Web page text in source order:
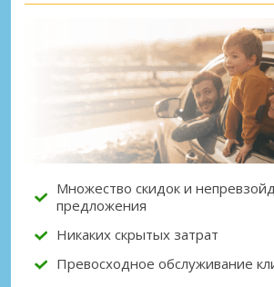
Лучшие сбережения
Получите доступ к
предложениям партнёров
Войти с помощью
Множество скидок и
предложения
Никаких скрытых затрат
Превосходное обслуживание